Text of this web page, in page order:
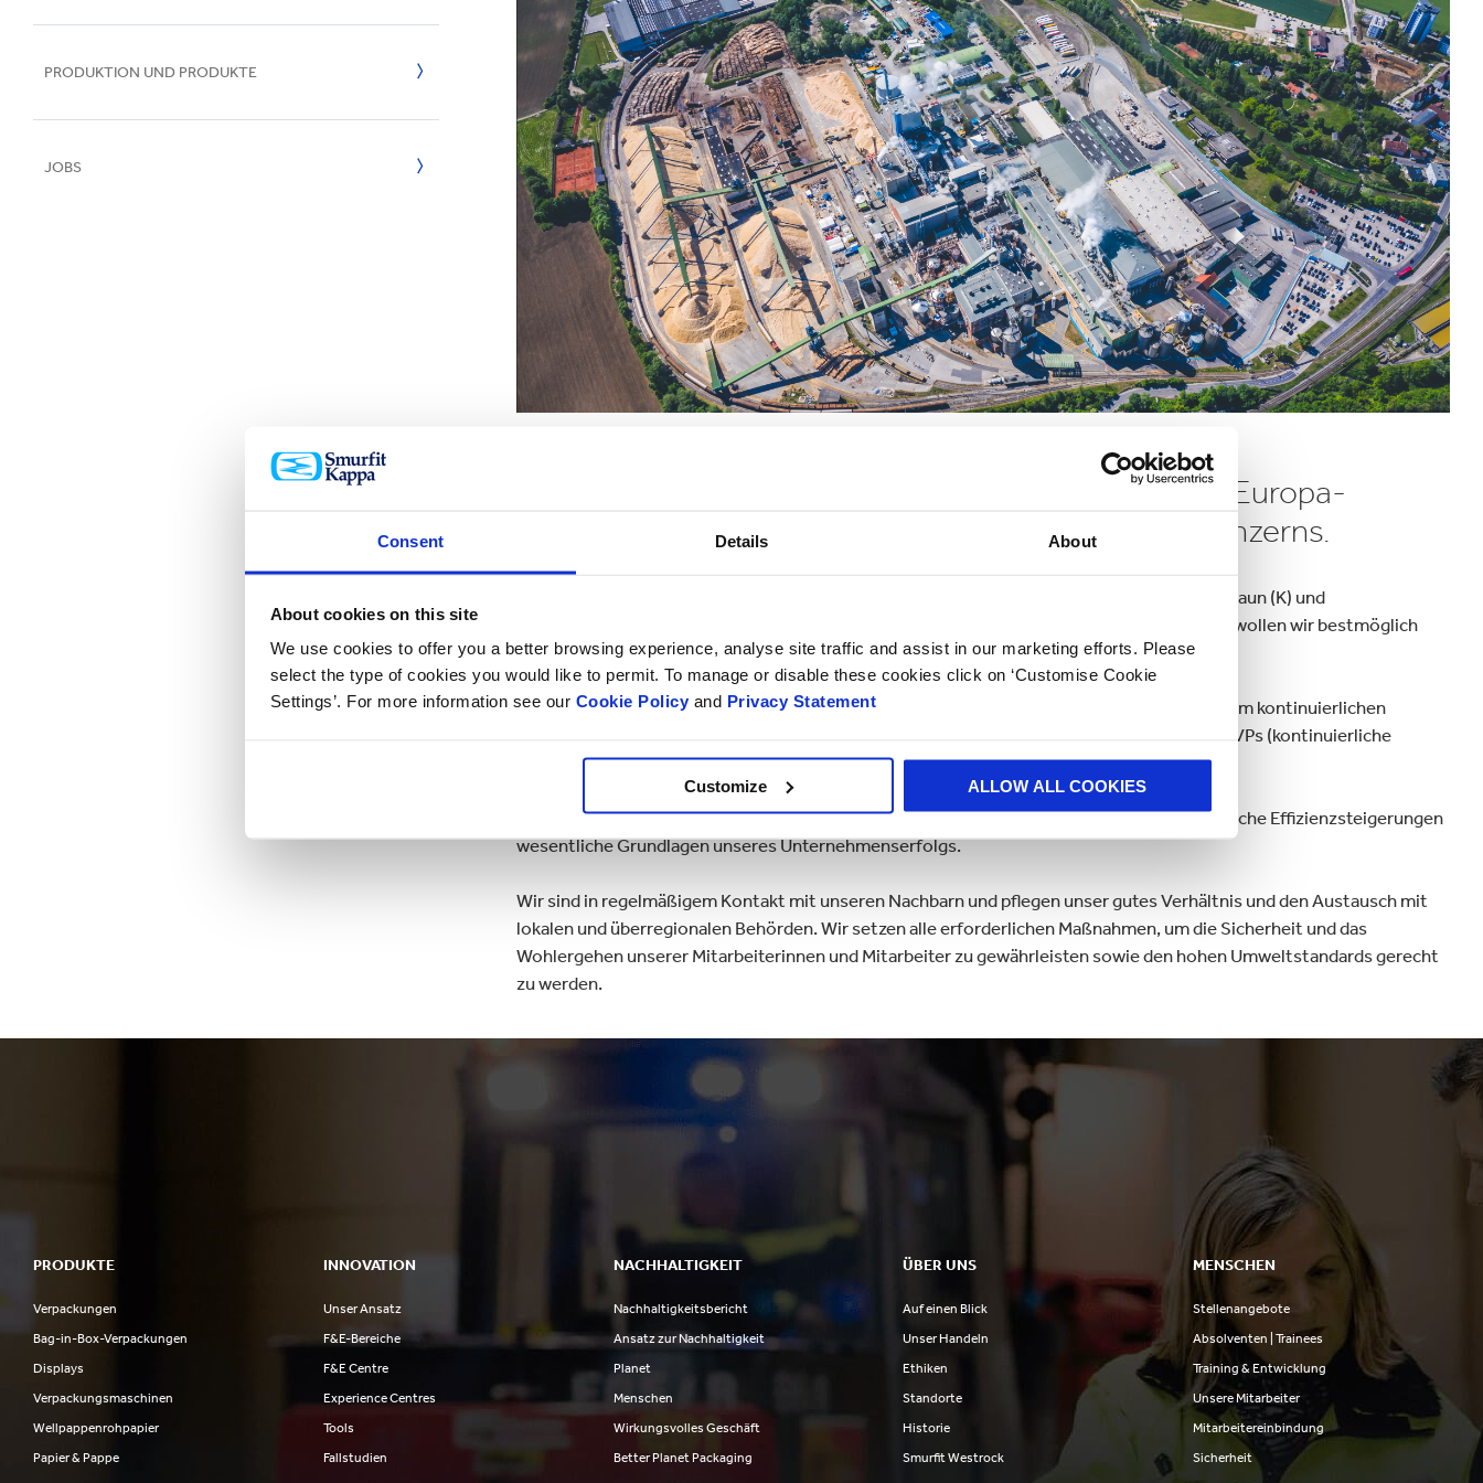
Consent Details About
About cookies on this site
We use cookies to offer you a better browsing experience, analyse site traffic and assist in our marketing efforts. Please
select the type of cookies you would like to permit. To manage or disable these cookies click on ‘Customise Cookie
Settings’. For more information see our Cookie Policy and Privacy Statement
Customize ALLOW ALL COOKIES
Elektronik Industrieprodukte Verpackungen & Papierprodukte
PRODUKTION UND PRODUKTE
JOBS
Smurfit Westrock Nettingsdorf ist einer der größten Europa-
Standorte des weltweit tätigen Smurfit Westrock Konzerns.
Wir haben uns auf die Erzeugung von hochwertigen Wellpapperohpapieren, KRAFTLINER braun (K) und
DECKENPAPIER (TDP), spezialisiert. Mit unserer hohen Produktqualität und Produktivität wollen wir bestmöglich
den Kundenanforderungen entsprechen.
Wir bekennen uns zur Eigenverantwortung unserer Mitarbeiterinnen und Mitarbeiter und zum kontinuierlichen
Verbesserungsprozess. Jährlich liefern unsere Mitarbeiterinnen und Mitarbeiter über 800 KVPs (kontinuierliche
Verbesserungsvorschläge).
Für uns bilden ein sparsamer Umgang mit den uns anvertrauten Ressourcen und kontinuierliche Effizienzsteigerungen
wesentliche Grundlagen unseres Unternehmenserfolgs.
Wir sind in regelmäßigem Kontakt mit unseren Nachbarn und pflegen unser gutes Verhältnis und den Austausch mit
lokalen und überregionalen Behörden. Wir setzen alle erforderlichen Maßnahmen, um die Sicherheit und das
Wohlergehen unserer Mitarbeiterinnen und Mitarbeiter zu gewährleisten sowie den hohen Umweltstandards gerecht
zu werden.
PRODUKTE
Verpackungen
Bag-in-Box-Verpackungen
Displays
Verpackungsmaschinen
Wellpappenrohpapier
Papier & Pappe
INNOVATION
Unser Ansatz
F&E-Bereiche
F&E Centre
Experience Centres
Tools
Fallstudien
NACHHALTIGKEIT
Nachhaltigkeitsbericht
Ansatz zur Nachhaltigkeit
Planet
Menschen
Wirkungsvolles Geschäft
Better Planet Packaging
ÜBER UNS
Auf einen Blick
Unser Handeln
Ethiken
Standorte
Historie
Smurfit Westrock
MENSCHEN
Stellenangebote
Absolventen | Trainees
Training & Entwicklung
Unsere Mitarbeiter
Mitarbeitereinbindung
Sicherheit